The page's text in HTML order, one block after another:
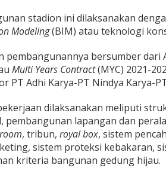
stadion ini dilaksanakan
Modeling(BIM) atau teknologi
pembangunannya bersumber dari
Multi Years Contract(MYC) 2021-
PT Adhi Karya-PT Nindya Karya-
dilaksanakan meliputi
pembangunan lapangan dan
, tribun, royal box, sistem
sistem proteksi kebakaran,
kriteria bangunan gedung hijau.